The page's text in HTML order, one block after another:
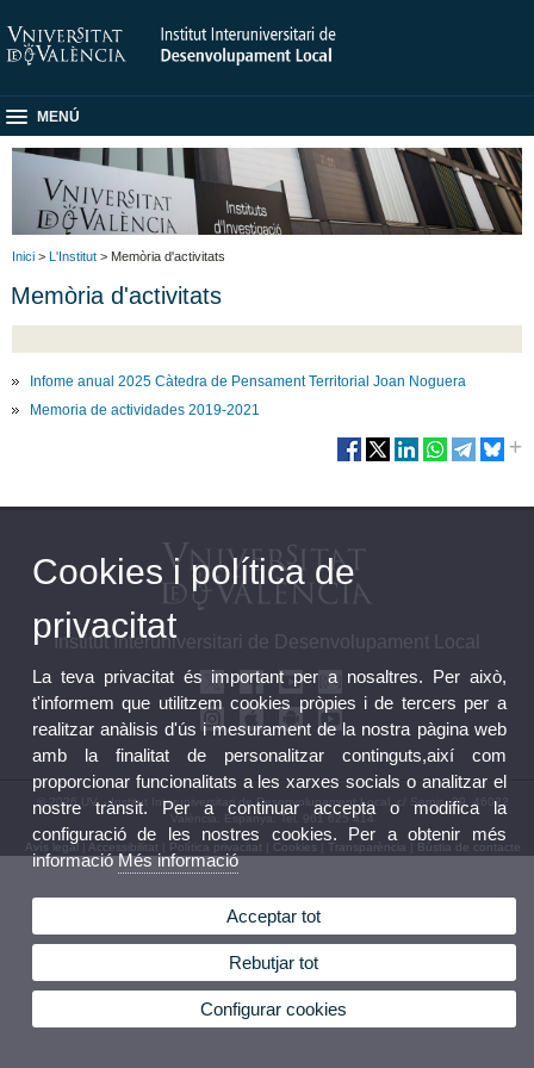
MENÚ
Inici > L'Institut > Memòria d'activitats
Memòria d'activitats
Infome anual 2025 Càtedra de Pensament Territorial Joan Noguera
Memoria de actividades 2019-2021
Institut Interuniversitari de Desenvolupament Local
© 2026 UV. - Institut Interuniversitari de Desenvolupament Local. c/ Serpis, 29. 46022
València. Espanya. Tel. 961 625 414
Avís legal Accessibilitat Política privacitat Cookies Transparència Bústia de contacte
Cookies i política de
privacitat
La teva privacitat és important per a nosaltres. Per això,
t'informem que utilitzem cookies pròpies i de tercers per a
realitzar anàlisis d'ús i mesurament de la nostra pàgina web
amb la finalitat de personalitzar continguts,així com
proporcionar funcionalitats a les xarxes socials o analitzar el
nostre trànsit. Per a continuar accepta o modifica la
configuració de les nostres cookies. Per a obtenir més
informacióMés informació
Acceptar tot
Rebutjar tot
Configurar cookies